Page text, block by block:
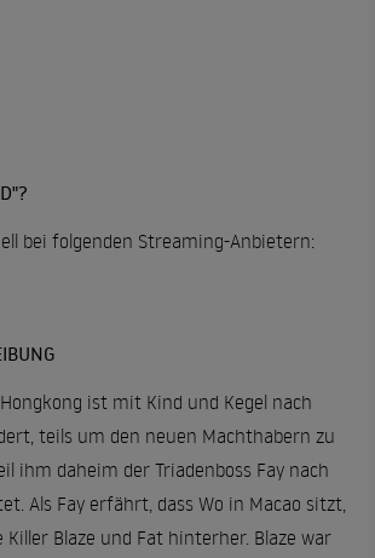
bei folgenden Streaming-Anbietern:
ist mit Kind und Kegel nach
teils um den neuen Machthabern zu
ihm daheim der Triadenboss Fay nach
Als Fay erfährt, dass Wo in Macao sitzt,
Blaze und Fat hinterher. Blaze war